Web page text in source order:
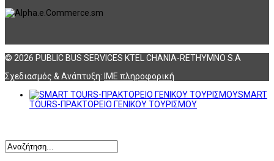
© 2026 PUBLIC BUS SERVICES KTEL CHANIA-RETHYMNO S.A
Σχεδιασμός & Ανάπτυξη: ΙΜΕ πληροφορική
SMART
TOURS-ΠΡΑΚΤΟΡΕΙΟ ΓΕΝΙΚΟΥ ΤΟΥΡΙΣΜΟΥ